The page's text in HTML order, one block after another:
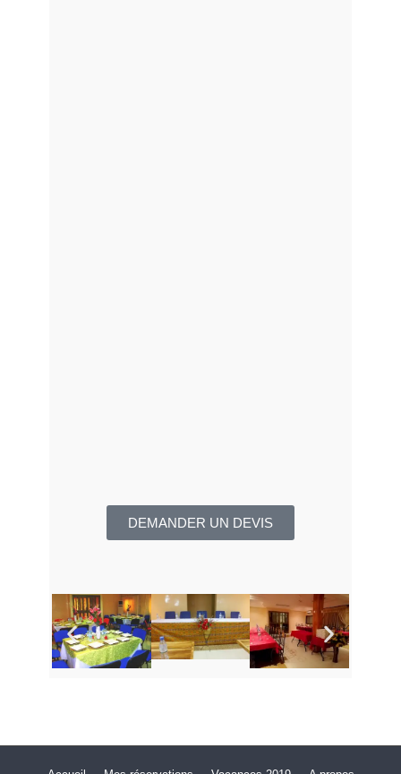
DEMANDER UN DEVIS​